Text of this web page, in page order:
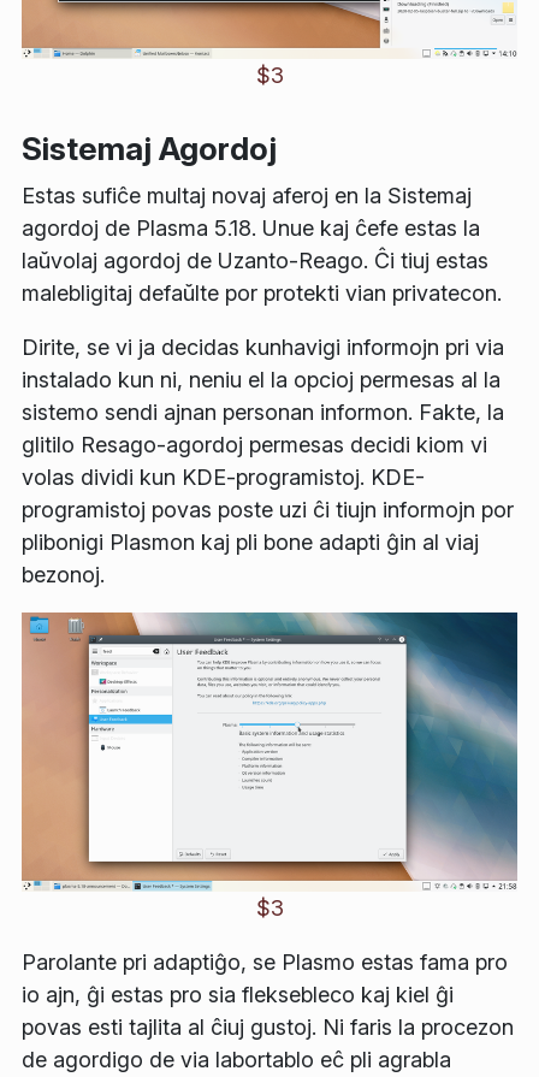
$3
Sistemaj Agordoj
Estas sufiĉe multaj novaj aferoj en la Sistemaj
agordoj de Plasma 5.18. Unue kaj ĉefe estas la
laŭvolaj agordoj de Uzanto-Reago. Ĉi tiuj estas
malebligitaj defaŭlte por protekti vian privatecon.
Dirite, se vi ja decidas kunhavigi informojn pri via
instalado kun ni, neniu el la opcioj permesas al la
sistemo sendi ajnan personan informon. Fakte, la
glitilo Resago-agordoj permesas decidi kiom vi
volas dividi kun KDE-programistoj. KDE-
programistoj povas poste uzi ĉi tiujn informojn por
plibonigi Plasmon kaj pli bone adapti ĝin al viaj
bezonoj.
$3
Parolante pri adaptiĝo, se Plasmo estas fama pro
io ajn, ĝi estas pro sia fleksebleco kaj kiel ĝi
povas esti tajlita al ĉiuj gustoj. Ni faris la procezon
de agordigo de via labortablo eĉ pli agrabla